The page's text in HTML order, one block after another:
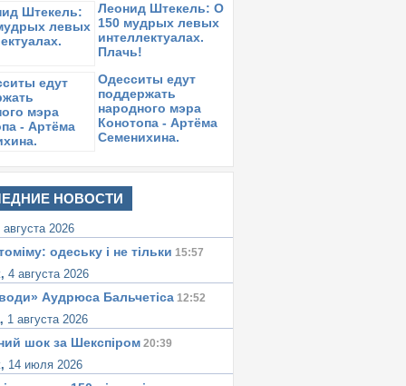
Леонид Штекель: О
150 мудрых левых
интеллектуалах.
Плачь!
Одесситы едут
поддержать
народного мэра
Конотопа - Артёма
Семенихина.
НОВОСТИ
августа 2026
одеську i не тiльки 15:57
4 августа 2026
Аудрюса Бальчетiса 12:52
1 августа 2026
шок за Шекспіром 20:39
14 июля 2026